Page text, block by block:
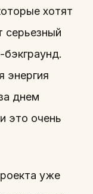
хотят
серьезный
энергия
днем
это очень
уже